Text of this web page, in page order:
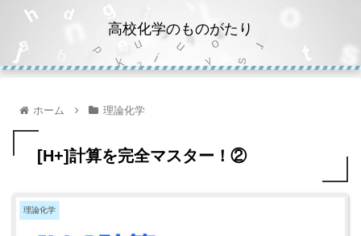
高校化学のものがたり
ホーム 理論化学
[H+]計算を完全マスター！②
理論化学